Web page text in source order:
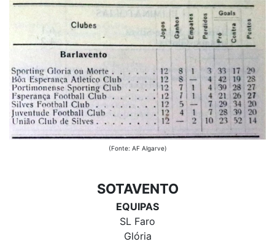
(Fonte: AF Algarve)
SOTAVENTO
EQUIPAS
SL Faro
Glória